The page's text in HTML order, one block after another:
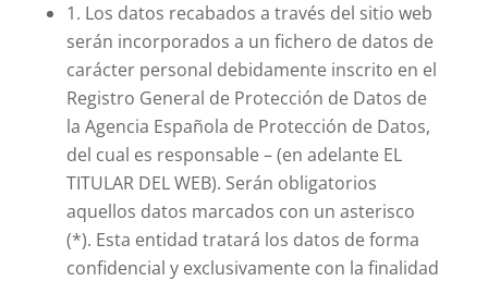
1. Los datos recabados a través del sitio web
serán incorporados a un fichero de datos de
carácter personal debidamente inscrito en el
Registro General de Protección de Datos de
la Agencia Española de Protección de Datos,
del cual es responsable – (en adelante EL
TITULAR DEL WEB). Serán obligatorios
aquellos datos marcados con un asterisco
(*). Esta entidad tratará los datos de forma
confidencial y exclusivamente con la finalidad